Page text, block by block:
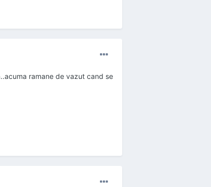
ramane de vazut cand se